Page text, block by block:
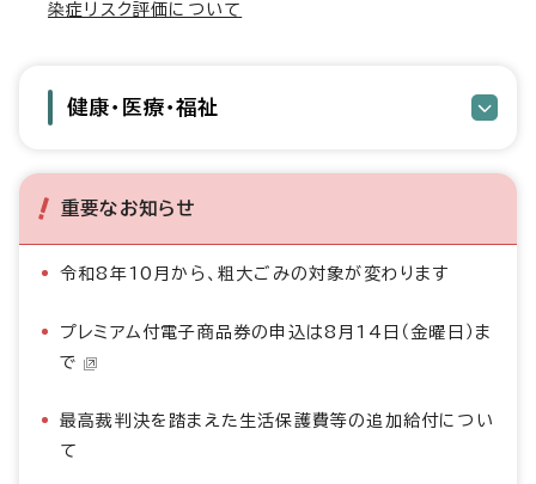
染症リスク評価について
健康・医療・福祉
重要なお知らせ
令和8年10月から、粗大ごみの対象が変わります
プレミアム付電子商品券の申込は8月14日（金曜日）ま
で
最高裁判決を踏まえた生活保護費等の追加給付につい
て